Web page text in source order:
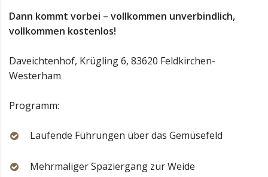
Dann kommt vorbei – vollkommen unverbindlich,
vollkommen kostenlos!
Daveichtenhof, Krügling 6, 83620 Feldkirchen-
Westerham
Programm:
Laufende Führungen über das Gemüsefeld
Mehrmaliger Spaziergang zur Weide